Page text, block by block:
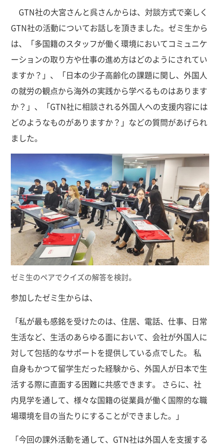
GTN社の大宮さんと呉さんからは、対談方式で楽しく
GTN社の活動についてお話しを頂きました。ゼミ生から
は、「多国籍のスタッフが働く環境においてコミュニケ
ーションの取り方や仕事の進め方はどのようにされてい
ますか？」、「日本の少子高齢化の課題に関し、外国人
の就労の観点から海外の実践から学べるものはあります
か？」、「GTN社に相談される外国人への支援内容には
どのようなものがありますか？」などの質問があげられ
ました。
ゼミ生のペアでクイズの解答を検討。
参加したゼミ生からは、
「私が最も感銘を受けたのは、住居、電話、仕事、日常
生活など、生活のあらゆる面において、会社が外国人に
対して包括的なサポートを提供している点でした。 私
自身もかつて留学生だった経験から、外国人が日本で生
活する際に直面する困難に共感できます。 さらに、社
内見学を通して、様々な国籍の従業員が働く国際的な職
場環境を目の当たりにすることができました。」
「今回の課外活動を通して、GTN社は外国人を支援する